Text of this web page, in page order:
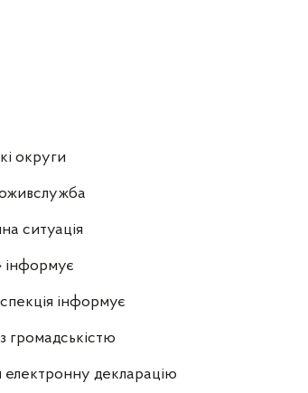
округи
ситуація
інформує
інформує
громадськістю
електронну декларацію